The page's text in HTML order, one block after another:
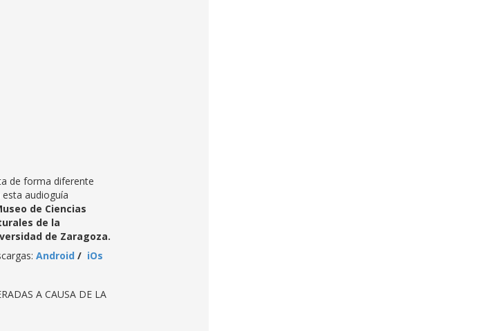
de forma diferente
audioguía
de Ciencias
de la
de Zaragoza.
Android / iOs
A CAUSA DE LA